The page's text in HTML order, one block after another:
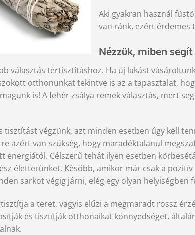
Aki gyakran használ
van ránk, ezért érdemes
Nézzük, miben
választás tértisztításhoz. Ha új lakást
otthonunkat tekintve is az a tapasztalat,
is! A fehér zsálya remek választás, mert
tisztítást végzünk, azt minden esetben úgy kell
azért van szükség, hogy maradéktalanul
energiától. Célszerű tehát ilyen esetben
életterünket. Később, amikor már csak a
sarkot végig járni, elég egy olyan
a teret, vagyis elűzi a megmaradt rossz
és tisztítják otthonaikat könnyedséget,